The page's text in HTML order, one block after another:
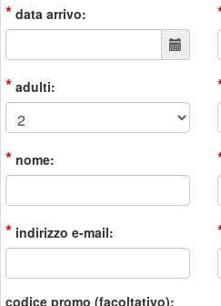
* data arrivo:
* adulti:
* nome:
* indirizzo e-mail:
codice promo (facoltativo):